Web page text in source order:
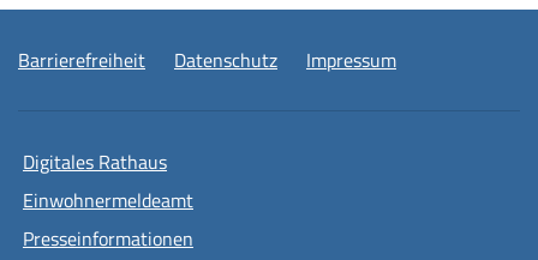
Barrierefreiheit Datenschutz Impressum
Digitales Rathaus
Einwohnermeldeamt
Presseinformationen